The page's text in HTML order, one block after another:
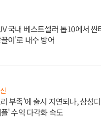
국내 베스트셀러 톱10에서 싼
이'로 내수 방어
부족'에 출시 지연되나, 삼성
' 수익 다각화 속도